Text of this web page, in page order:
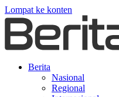
Lompat ke konten
Berita
Nasional
Regional